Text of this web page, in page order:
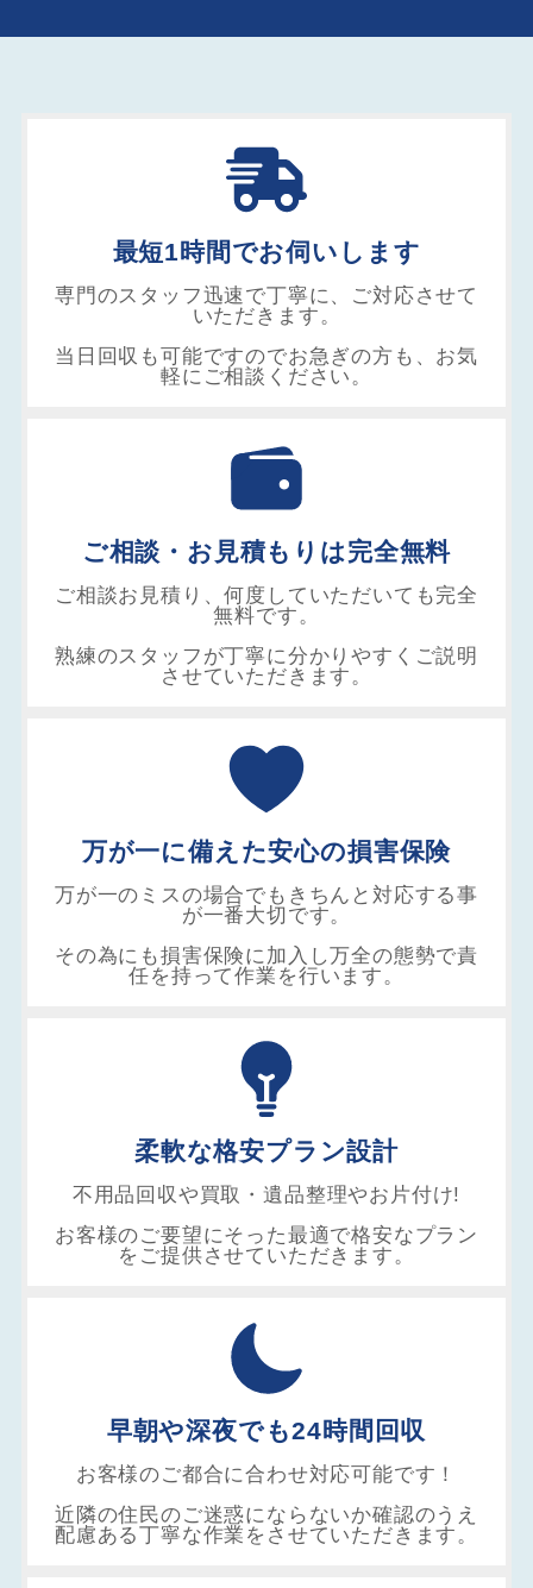
最短1時間でお伺いします
専門のスタッフ迅速で丁寧に、ご対応させて
いただきます。
当日回収も可能ですのでお急ぎの方も、お気
軽にご相談ください。
ご相談・お見積もりは完全無料
ご相談お見積り、何度していただいても完全
無料です。
熟練のスタッフが丁寧に分かりやすくご説明
させていただきます。
万が一に備えた安心の損害保険
万が一のミスの場合でもきちんと対応する事
が一番大切です。
その為にも損害保険に加入し万全の態勢で責
任を持って作業を行います。
柔軟な格安プラン設計
不用品回収や買取・遺品整理やお片付け!
お客様のご要望にそった最適で格安なプラン
をご提供させていただきます。
早朝や深夜でも24時間回収
お客様のご都合に合わせ対応可能です！
近隣の住民のご迷惑にならないか確認のうえ
配慮ある丁寧な作業をさせていただきます。